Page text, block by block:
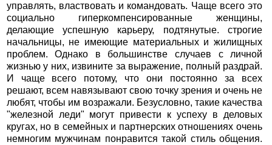
управлять, властвовать и командовать. Чаще всего это
социально гиперкомпенсированные женщины,
делающие успешную карьеру, подтянутые. строгие
начальницы, не имеющие материальных и жилищных
проблем. Однако в большинстве случаев с личной
жизнью у них, извините за выражение, полный раздрай.
И чаще всего потому, что они постоянно за всех
решают, всем навязывают свою точку зрения и очень не
любят, чтобы им возражали. Безусловно, такие качества
"железной леди" могут привести к успеху в деловых
кругах, но в семейных и партнерских отношениях очень
немногим мужчинам понравится такой стиль общения.